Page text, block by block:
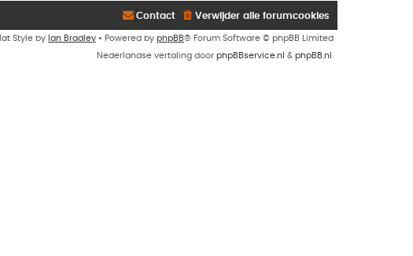
Verwijder alle forumcookies
Contact
Style by Ian Bradley • Powered by phpBB® Forum Software © phpBB Limited
Nederlandse vertaling door phpBBservice.nl & phpBB.nl